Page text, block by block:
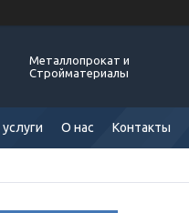
Металлопрокат и
Стройматериалы
О нас Контакты